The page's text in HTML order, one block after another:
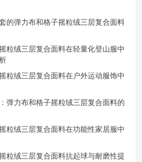
的弹力布和格子摇粒绒三层复合面料
粒绒三层复合面料在轻量化登山服中
粒绒三层复合面料在户外运动服饰中
弹力布和格子摇粒绒三层复合面料的
粒绒三层复合面料在功能性家居服中
粒绒三层复合面料抗起球与耐磨性提